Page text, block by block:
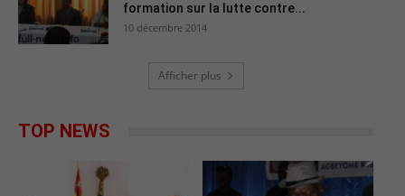
formation sur la lutte contre...
10 décembre 2014
Afficher plus
TOP NEWS